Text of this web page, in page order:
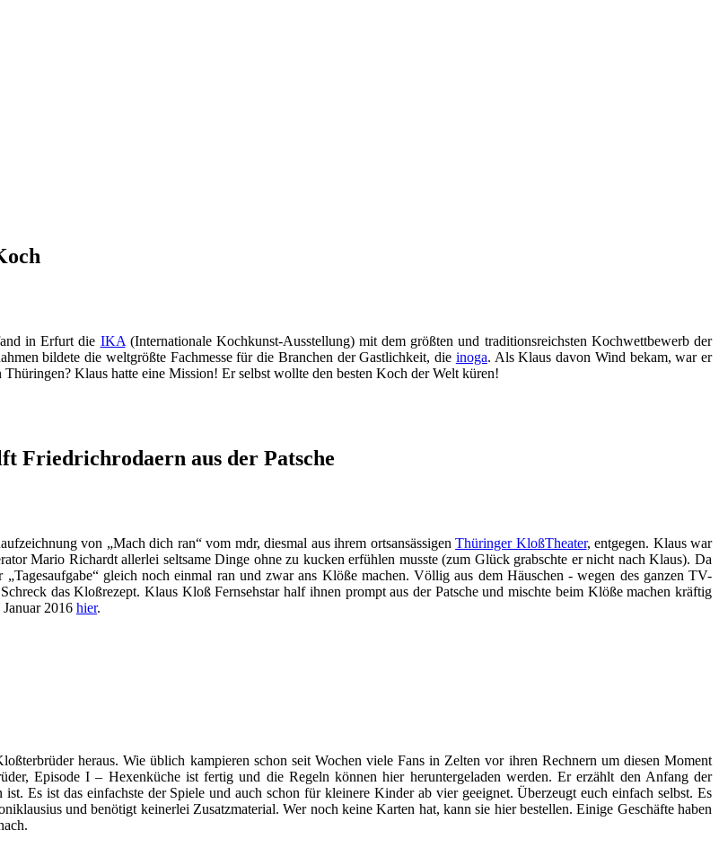
in Erfurt die IKA (Internationale Kochkunst-Ausstellung) mit dem größten und traditionsreichsten Kochwettbewerb der
bildete die weltgrößte Fachmesse für die Branchen der Gastlichkeit, die inoga. Als Klaus davon Wind bekam, war er
Klaus hatte eine Mission! Er selbst wollte den besten Koch der Welt küren!
Friedrichrodaern aus der Patsche
von „Mach dich ran“ vom mdr, diesmal aus ihrem ortsansässigenThüringer KloßTheater, entgegen. Klaus war
Mario Richardt allerlei seltsame Dinge ohne zu kucken erfühlen musste (zum Glück grabschte er nicht nach Klaus). Da
gleich noch einmal ran und zwar ans Klöße machen. Völlig aus dem Häuschen - wegen des ganzen TV-
das Kloßrezept. Klaus Kloß Fernsehstar half ihnen prompt aus der Patsche und mischte beim Klöße machen kräftig
2016 hier.
heraus. Wie üblich kampieren schon seit Wochen viele Fans in Zelten vor ihren Rechnern um diesen Moment
Episode I – Hexenküche ist fertig und die Regeln können hier heruntergeladen werden. Er erzählt den Anfang der
Es ist das einfachste der Spiele und auch schon für kleinere Kinder ab vier geeignet. Überzeugt euch einfach selbst. Es
und benötigt keinerlei Zusatzmaterial. Wer noch keine Karten hat, kann sie hier bestellen. Einige Geschäfte haben